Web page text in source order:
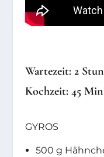
Wartezeit: 2
Kochzeit: 45
GYROS
500 g